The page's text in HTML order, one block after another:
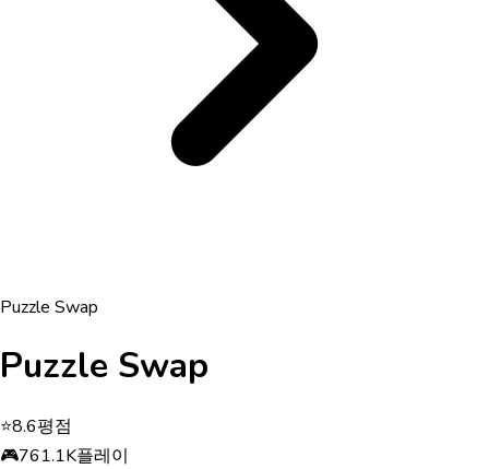
Puzzle Swap
Puzzle Swap
⭐8.6평점
🎮761.1K플레이